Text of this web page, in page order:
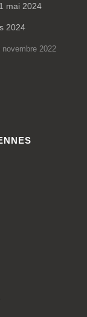
mai 2024
2024
2022